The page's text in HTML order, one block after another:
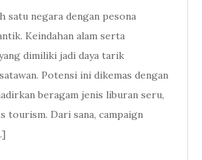
satu negara dengan pesona
Keindahan alam serta
dimiliki jadi daya tarik
Potensi ini dikemas dengan
beragam jenis liburan seru,
tourism. Dari sana, campaign